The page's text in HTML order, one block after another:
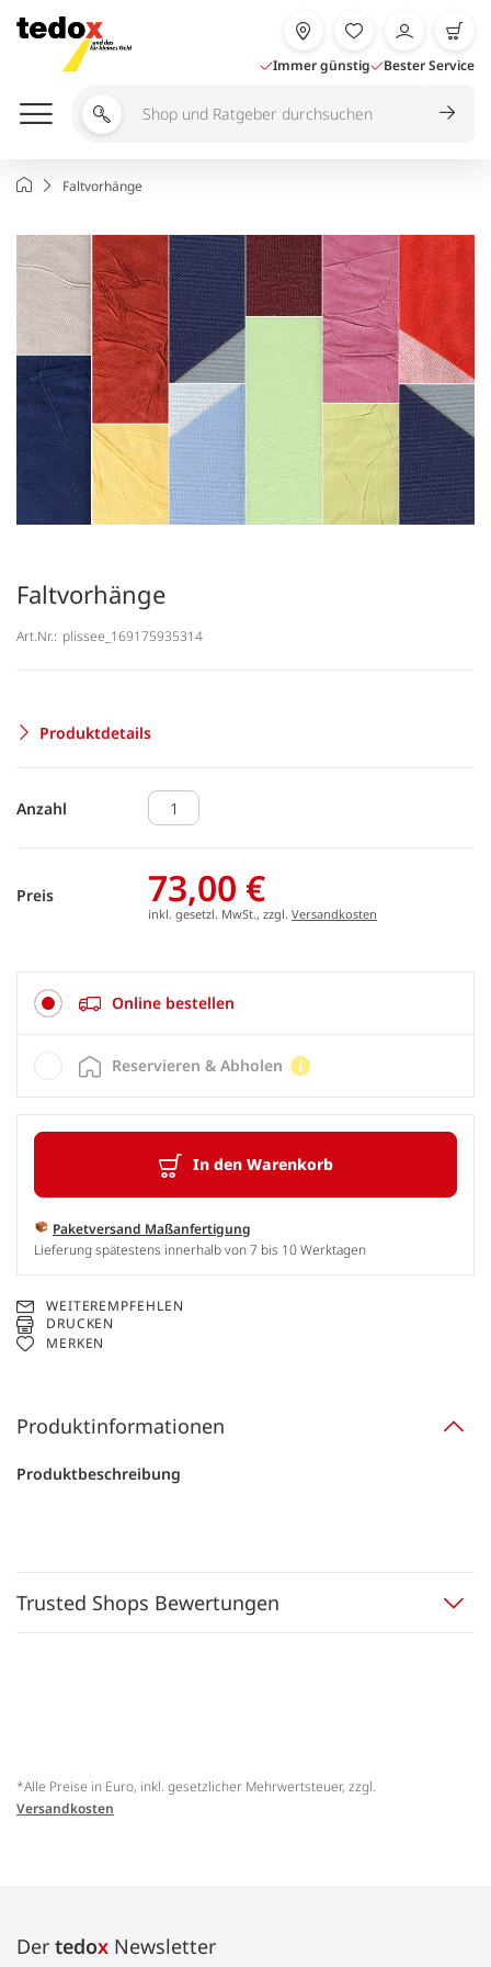
Inhalt
springen
Immer günstig Bester Service
Shop
durchsuchen
StartseiteFaltvorhänge
Faltvorhänge
Art.Nr.: plissee_169175935314
Produktdetails
Anzahl
Preis 73,00 €
inkl. gesetzl. MwSt., zzgl. Versandkosten
Online bestellen
In den Warenkorb
Paketversand Maßanfertigung
Lieferung spätestens innerhalb von 7 bis 10 Werktagen
Reservieren & Abholen
WEITEREMPFEHLEN
DRUCKEN
MERKEN
Produktinformationen
Produktbeschreibung
Trusted Shops Bewertungen
*Alle Preise in Euro, inkl. gesetzlicher Mehrwertsteuer, zzgl.
Versandkosten
Der tedox Newsletter